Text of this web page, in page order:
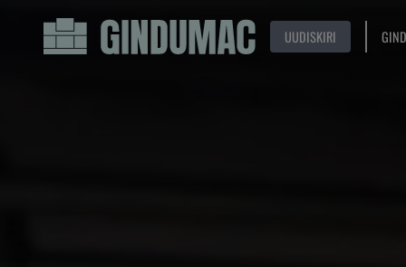
UUDISKIRI